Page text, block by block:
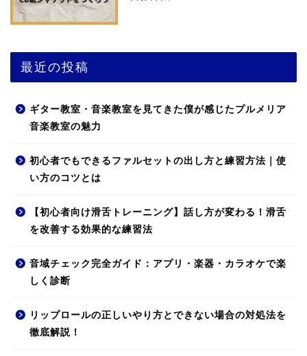
最近の投稿
ギター教室・音楽教室を見てきた僕が感じたプルメリア
音楽教室の魅力
初心者でもできるファルセットの出し方と練習方法｜使
い方のコツとは
【初心者向け滑舌トレーニング】話し方が変わる！滑舌
を改善する効果的な練習法
音域チェック完全ガイド：アプリ・楽器・カラオケで楽
しく診断
リップロールの正しいやり方とできない場合の対処法を
徹底解説！